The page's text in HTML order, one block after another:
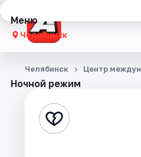
Меню
Челябинск
Концерты
Стендап
Ночной режим
Челябинск Центр